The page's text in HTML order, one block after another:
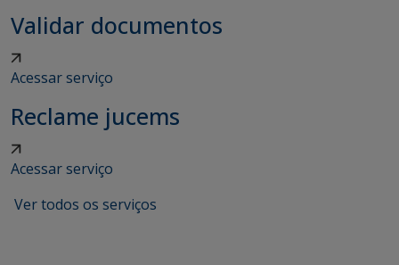
Validar documentos
Acessar serviço
Reclame jucems
Acessar serviço
Ver todos os serviços